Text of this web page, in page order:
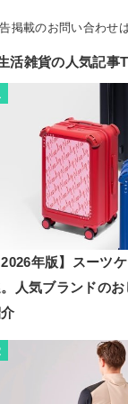
掲載のお問い合わせ
活雑貨の人気記事
年版】スーツ
人気ブランドの